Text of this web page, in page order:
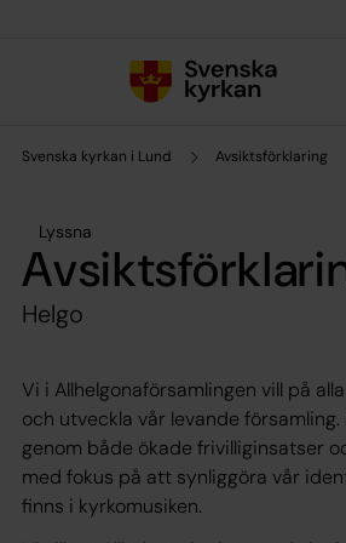
Svenska kyrkan i Lund Avsiktsförklaring
Lyssna
Helgo
Vi i Allhelgonaförsamlingen vill på
och utveckla vår levande
genom både ökade frivilliginsatser
med fokus på att synliggöra vår
finns i kyrkomusiken.